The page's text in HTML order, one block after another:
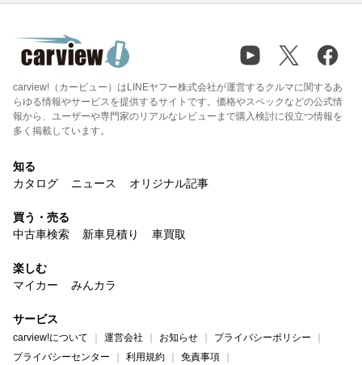
carview!（カービュー）はLINEヤフー株式会社が運営するクルマに関するあ
らゆる情報やサービスを提供するサイトです。価格やスペックなどの公式情
報から、ユーザーや専門家のリアルなレビューまで購入検討に役立つ情報を
多く掲載しています。
知る
カタログ
ニュース オリジナル記事
買う・売る
中古車検索
新車見積り 車買取
楽しむ
マイカー
みんカラ
サービス
carview!について 運営会社 お知らせ
プライバシーポリシー
プライバシーセンター
利用規約 免責事項